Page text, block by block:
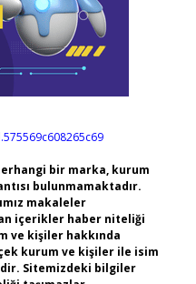
bir marka, kurum
bulunmamaktadır.
makaleler
içerikler haber niteliği
ve kişiler hakkında
kurum ve kişiler ile isim
Sitemizdeki bilgiler